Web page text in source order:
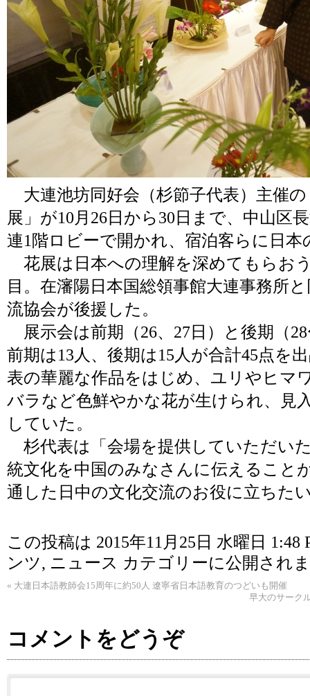
大連池坊同好会（杉節子代表）主催
展」が10月26日から30日まで、中山区
連1階ロビーで開かれ、宿泊客らに日
花展は日本への理解を深めてもらお
目。在瀋陽日本国総領事館大連事務所
流協会が後援した。
展示会は前期（26、27日）と後期（
前期は13人、後期は15人が合計45点を
表の華麗な作品をはじめ、ユリやヒマ
バラなど色鮮やかな花が生けられ、見
していた。
杉代表は「会場を提供していただい
統文化を中国のみなさんに伝えること
通した日中の文化交流のお役に立ちた
この投稿は 2015年11月25日 水曜日 1:48
ンツ, ニュース カテゴリーに公開され
« 大連日本語教師会15周年に約50人 遼寧省日本語教育のつどいも開催
早大のサーク
コメントをどうぞ